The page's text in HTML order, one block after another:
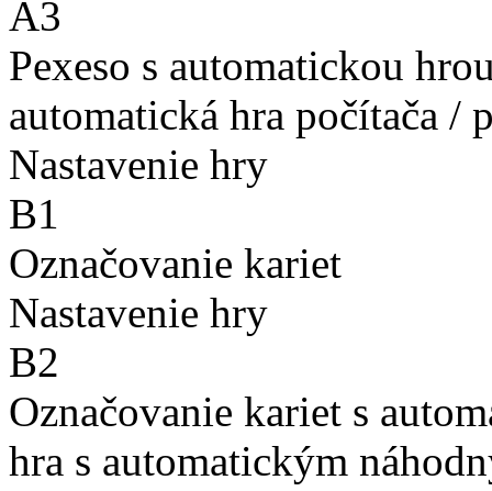
A3
Pexeso s automatickou
automatická hra počítača /
Nastavenie hry
B1
Označovanie kariet
Nastavenie hry
B2
Označovanie kariet s
hra s automatickým